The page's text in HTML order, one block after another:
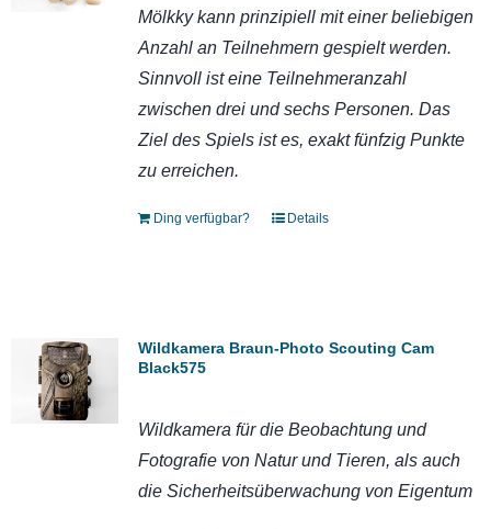
Mölkky kann prinzipiell mit einer beliebigen
Anzahl an Teilnehmern gespielt werden.
Sinnvoll ist eine Teilnehmeranzahl
zwischen drei und sechs Personen. Das
Ziel des Spiels ist es, exakt fünfzig Punkte
zu erreichen.
Ding verfügbar? Details
Wildkamera Braun-Photo Scouting Cam
Black575
Wildkamera für die Beobachtung und
Fotografie von Natur und Tieren, als auch
die Sicherheitsüberwachung von Eigentum